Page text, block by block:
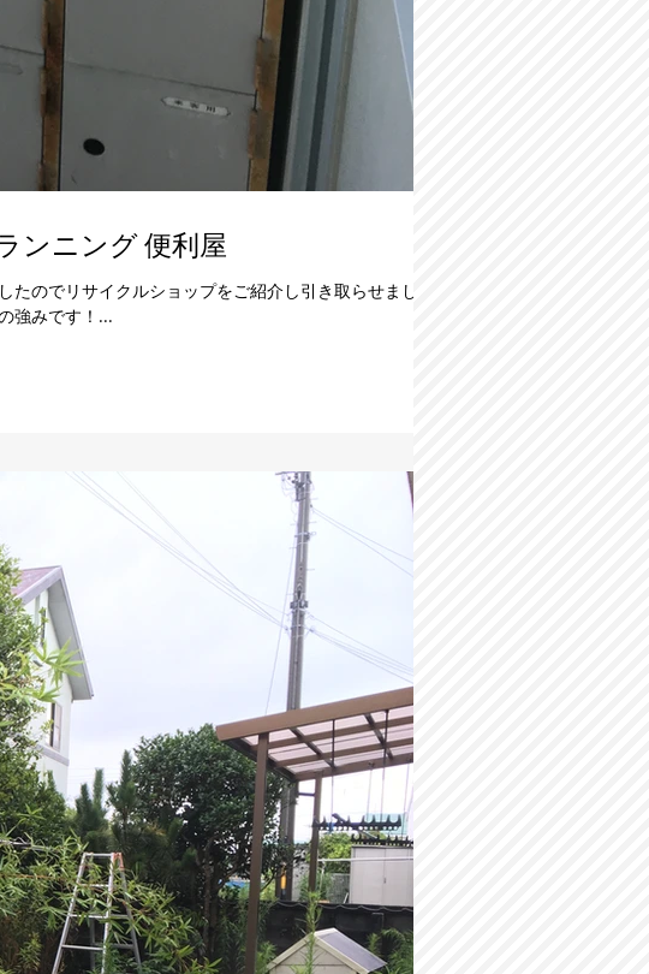
浜松市 東区 えにしプランニング 便利屋
のでリサイクルショップをご紹介し引き取らせまし
強みです！...